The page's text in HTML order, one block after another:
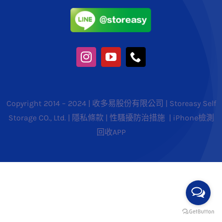
Copyright 2014 – 2024 | 收多易股份有限公司 | Storeasy Self
Storage CO., Ltd. | 隱私條款 | 性騷擾防治措施 | iPhone檢測
回收APP